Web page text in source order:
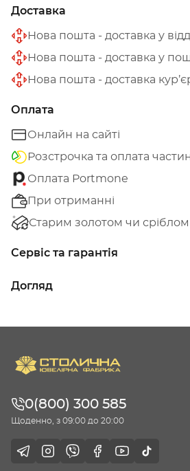
Доставка
Нова пошта - доставка у
Нова пошта - доставка у
Нова пошта - доставка
Оплата
Онлайн на сайті
Розстрочка та оплата
Оплата Portmone
При отриманні
Старим золотом чи сріблом
Сервіс та гарантія
Догляд
0(800) 300 585
Щоденно, з 09:00 до 20:00